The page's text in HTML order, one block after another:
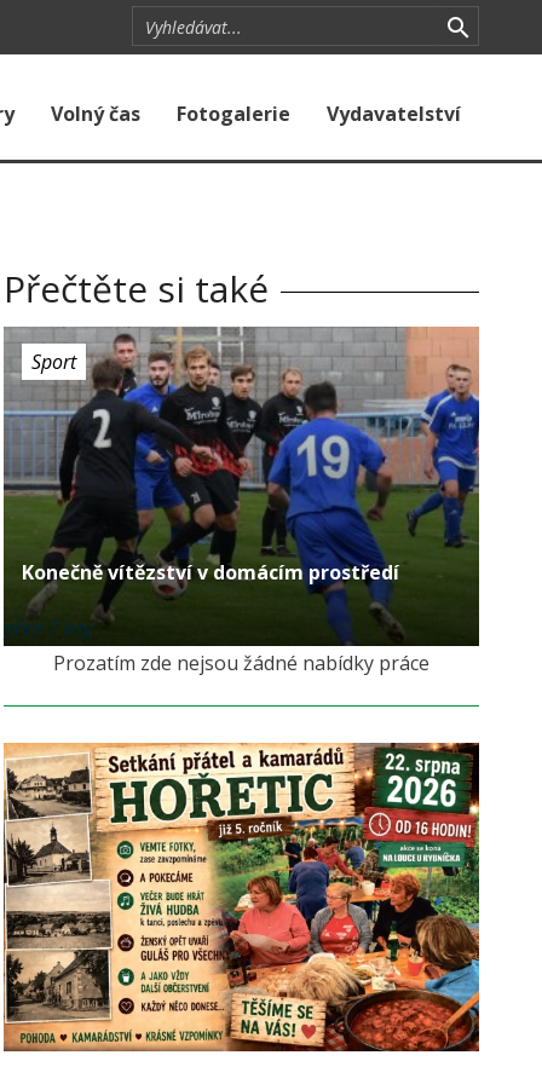
Volný čas Fotogalerie Vydavatelství
Přečtěte si také
Sport
Konečně vítězství v domácím prostředí
před 7 lety
Prozatím zde nejsou žádné nabídky práce